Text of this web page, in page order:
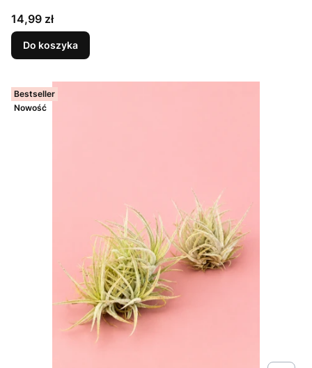
Cena
14,99 zł
Do koszyka
Bestseller
Nowość